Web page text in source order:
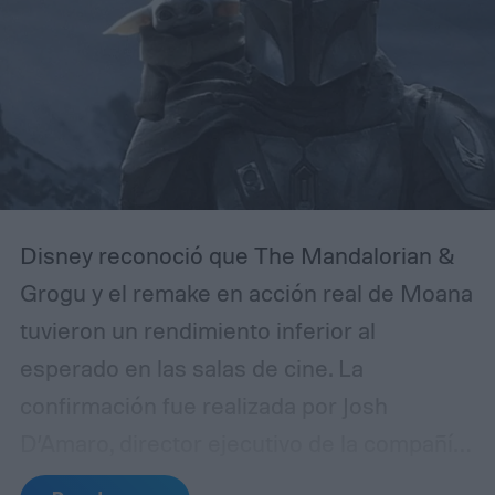
Disney reconoció que The Mandalorian &
Grogu y el remake en acción real de Moana
tuvieron un rendimiento inferior al
esperado en las salas de cine. La
durante una llamada con inversores en la